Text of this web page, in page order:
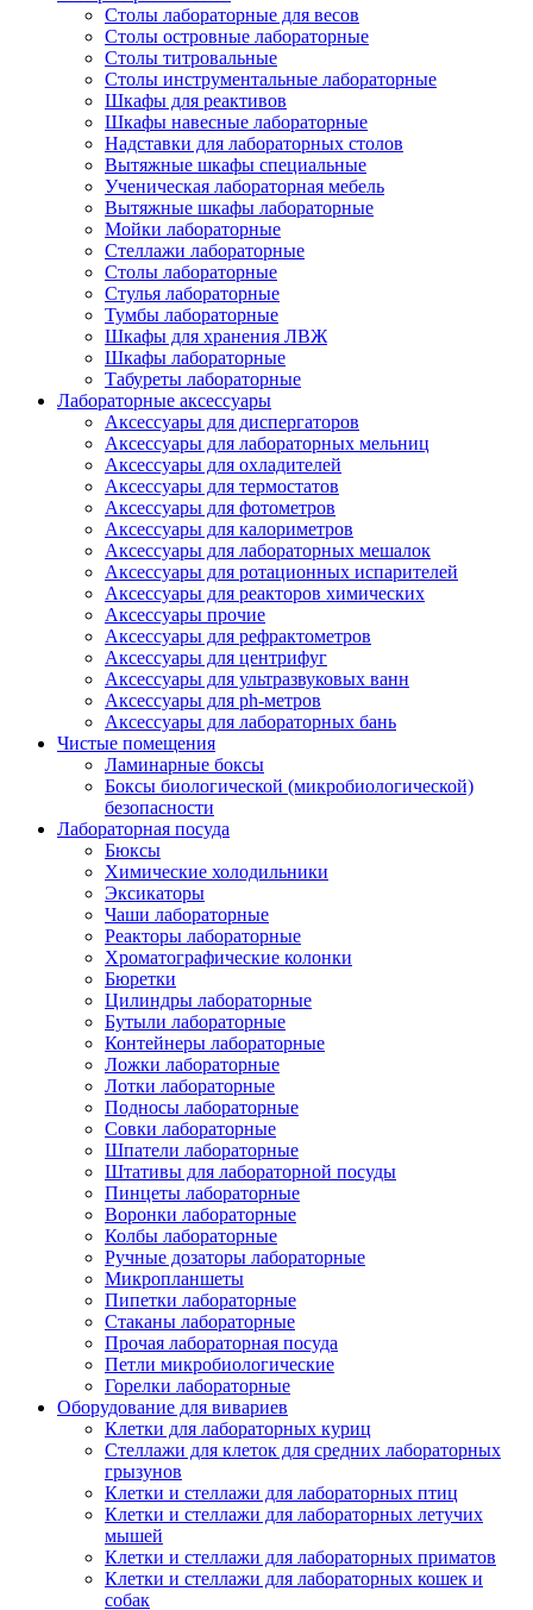
Столы лабораторные для весов
Столы островные лабораторные
Столы титровальные
Столы инструментальные лабораторные
Шкафы для реактивов
Шкафы навесные лабораторные
Надставки для лабораторных столов
Вытяжные шкафы специальные
Ученическая лабораторная мебель
Вытяжные шкафы лабораторные
Мойки лабораторные
Стеллажи лабораторные
Столы лабораторные
Стулья лабораторные
Тумбы лабораторные
Шкафы для хранения ЛВЖ
Шкафы лабораторные
Табуреты лабораторные
Лабораторные аксессуары
Аксессуары для диспергаторов
Аксессуары для лабораторных мельниц
Аксессуары для охладителей
Аксессуары для термостатов
Аксессуары для фотометров
Аксессуары для калориметров
Аксессуары для лабораторных мешалок
Аксессуары для ротационных испарителей
Аксессуары для реакторов химических
Аксессуары прочие
Аксессуары для рефрактометров
Аксессуары для центрифуг
Аксессуары для ультразвуковых ванн
Аксессуары для ph-метров
Аксессуары для лабораторных бань
Чистые помещения
Ламинарные боксы
Боксы биологической (микробиологической)
безопасности
Лабораторная посуда
Бюксы
Химические холодильники
Эксикаторы
Чаши лабораторные
Реакторы лабораторные
Хроматографические колонки
Бюретки
Цилиндры лабораторные
Бутыли лабораторные
Контейнеры лабораторные
Ложки лабораторные
Лотки лабораторные
Подносы лабораторные
Совки лабораторные
Шпатели лабораторные
Штативы для лабораторной посуды
Пинцеты лабораторные
Воронки лабораторные
Колбы лабораторные
Ручные дозаторы лабораторные
Микропланшеты
Пипетки лабораторные
Стаканы лабораторные
Прочая лабораторная посуда
Петли микробиологические
Горелки лабораторные
Оборудование для вивариев
Клетки для лабораторных куриц
Стеллажи для клеток для средних лабораторных
грызунов
Клетки и стеллажи для лабораторных птиц
Клетки и стеллажи для лабораторных летучих
мышей
Клетки и стеллажи для лабораторных приматов
Клетки и стеллажи для лабораторных кошек и
собак